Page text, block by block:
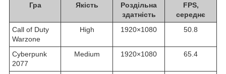
Гра Якість
Роздільна
здатність
FPS,
середнє
Call of Duty
Warzone
High 1920×1080 50.8
Cyberpunk
2077
Medium 1920×1080 65.4